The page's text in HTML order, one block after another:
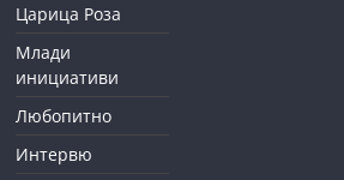
Царица Роза
Млади
инициативи
Любопитно
Интервю